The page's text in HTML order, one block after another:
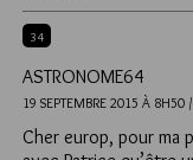
34
ASTRONOME64
19 SEPTEMBRE 2015 À 8H50 /
Cher europ, pour ma